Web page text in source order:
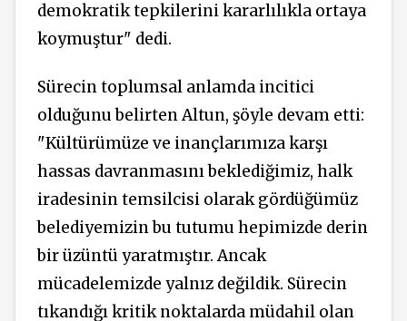
demokratik tepkilerini kararlılıkla ortaya
koymuştur" dedi.
Sürecin toplumsal anlamda incitici
olduğunu belirten Altun, şöyle devam etti:
"Kültürümüze ve inançlarımıza karşı
hassas davranmasını beklediğimiz, halk
iradesinin temsilcisi olarak gördüğümüz
belediyemizin bu tutumu hepimizde derin
bir üzüntü yaratmıştır. Ancak
mücadelemizde yalnız değildik. Sürecin
tıkandığı kritik noktalarda müdahil olan